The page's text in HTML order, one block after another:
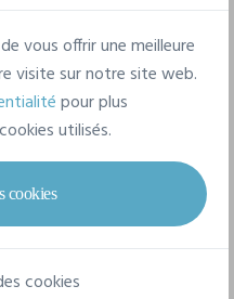
confortable à porter.
vous offrir une meilleure
visite sur notre site web.
pour plus
utilisés.
cookies
cookies